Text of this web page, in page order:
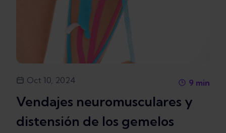
Oct 10, 2024 9 min
Vendajes neuromusculares y
distensión de los gemelos